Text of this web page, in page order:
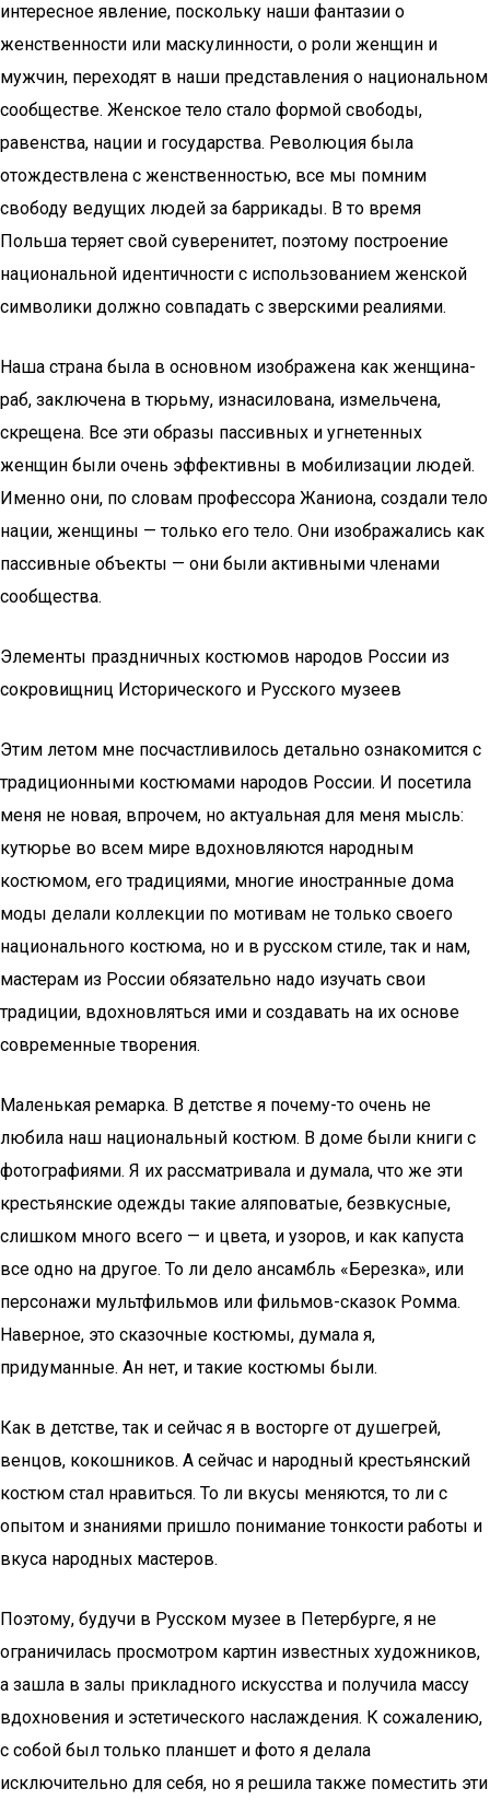
интересное явление, поскольку наши фантазии о
женственности или маскулинности, о роли женщин и
мужчин, переходят в наши представления о национальном
сообществе. Женское тело стало формой свободы,
равенства, нации и государства. Революция была
отождествлена ​​с женственностью, все мы помним
свободу ведущих людей за баррикады. В то время
Польша теряет свой суверенитет, поэтому построение
национальной идентичности с использованием женской
символики должно совпадать с зверскими реалиями.
Наша страна была в основном изображена как женщина-
раб, заключена в тюрьму, изнасилована, измельчена,
скрещена. Все эти образы пассивных и угнетенных
женщин были очень эффективны в мобилизации людей.
Именно они, по словам профессора Жаниона, создали тело
нации, женщины — только его тело. Они изображались как
пассивные объекты — они были активными членами
сообщества.
Элементы праздничных костюмов народов России из
сокровищниц Исторического и Русского музеев
Этим летом мне посчастливилось детально ознакомится с
традиционными костюмами народов России. И посетила
меня не новая, впрочем, но актуальная для меня мысль:
кутюрье во всем мире вдохновляются народным
костюмом, его традициями, многие иностранные дома
моды делали коллекции по мотивам не только своего
национального костюма, но и в русском стиле, так и нам,
мастерам из России обязательно надо изучать свои
традиции, вдохновляться ими и создавать на их основе
современные творения.
Маленькая ремарка. В детстве я почему-то очень не
любила наш национальный костюм. В доме были книги с
фотографиями. Я их рассматривала и думала, что же эти
крестьянские одежды такие аляповатые, безвкусные,
слишком много всего — и цвета, и узоров, и как капуста
все одно на другое. То ли дело ансамбль «Березка», или
персонажи мультфильмов или фильмов-сказок Ромма.
Наверное, это сказочные костюмы, думала я,
придуманные. Ан нет, и такие костюмы были.
Как в детстве, так и сейчас я в восторге от душегрей,
венцов, кокошников. А сейчас и народный крестьянский
костюм стал нравиться. То ли вкусы меняются, то ли с
опытом и знаниями пришло понимание тонкости работы и
вкуса народных мастеров.
Поэтому, будучи в Русском музее в Петербурге, я не
ограничилась просмотром картин известных художников,
а зашла в залы прикладного искусства и получила массу
вдохновения и эстетического наслаждения. К сожалению,
с собой был только планшет и фото я делала
исключительно для себя, но я решила также поместить эти